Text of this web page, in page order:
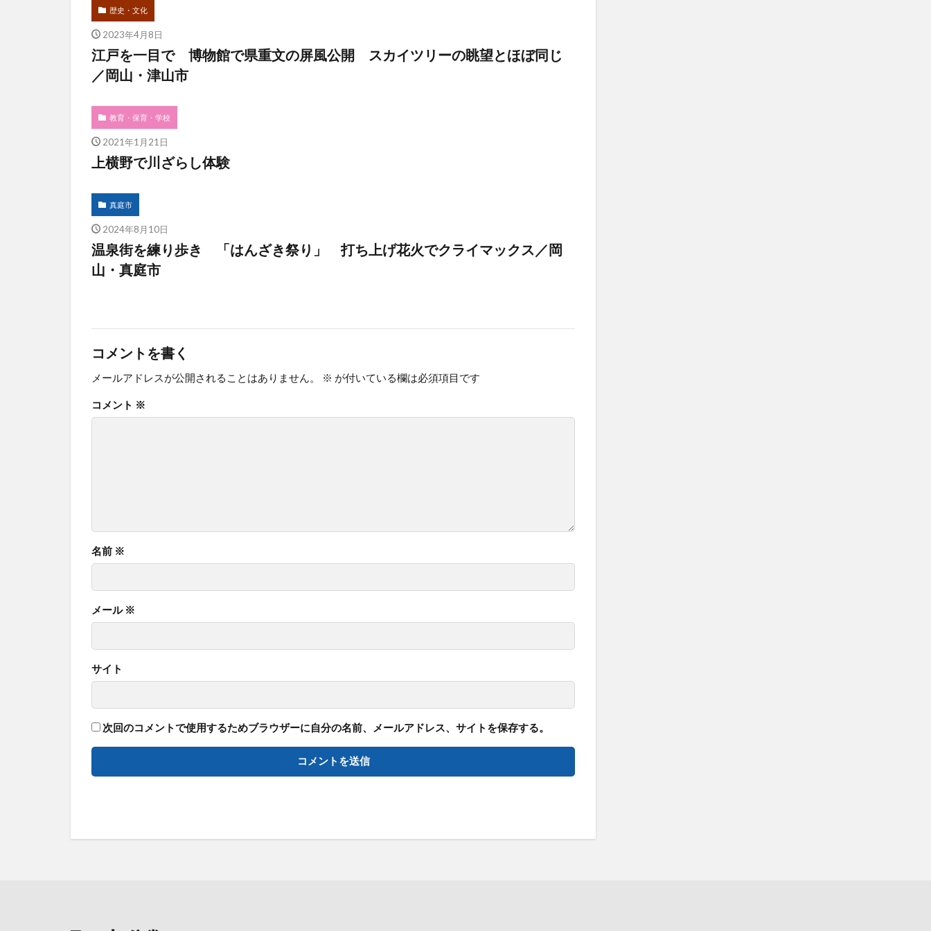
歴史・文化
2023年4月8日
江戸を一目で 博物館で県重文の屏風公開 スカイツリーの眺望とほぼ同じ
／岡山・津山市
教育・保育・学校
2021年1月21日
上横野で川ざらし体験
真庭市
2024年8月10日
温泉街を練り歩き 「はんざき祭り」 打ち上げ花火でクライマックス／岡
山・真庭市
コメントを書く
メールアドレスが公開されることはありません。 ※ が付いている欄は必須項目です
コメント ※
名前 ※
メール ※
サイト
次回のコメントで使用するためブラウザーに自分の名前、メールアドレス、サイトを保存する。